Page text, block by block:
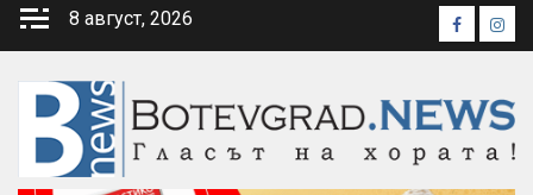
Skip
8 август, 2026 Facebook